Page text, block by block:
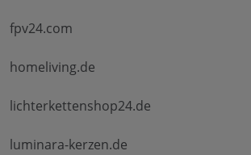
fpv24.com
homeliving.de
lichterkettenshop24.de
luminara-kerzen.de